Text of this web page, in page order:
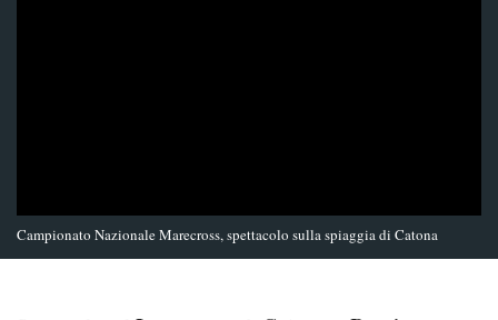
Campionato Nazionale Marecross, spettacolo sulla spiaggia di Catona